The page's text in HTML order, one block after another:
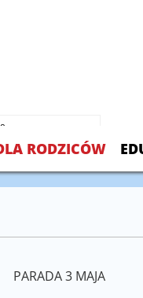
RODZICÓW
PARADA 3 MAJA